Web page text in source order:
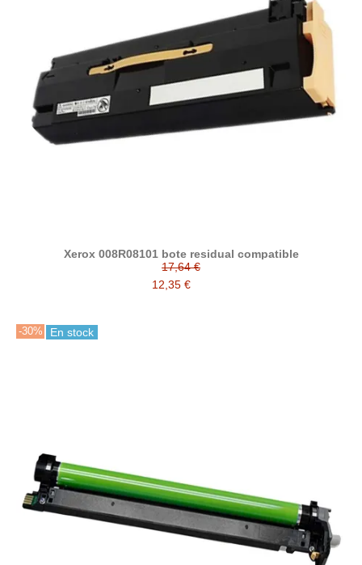
Xerox 008R08101 bote residual compatible
17,64 €
12,35 €
-30% En stock